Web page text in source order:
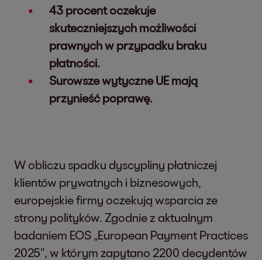
43 procent oczekuje
skuteczniejszych możliwości
prawnych w przypadku braku
płatności.
Surowsze wytyczne UE mają
przynieść poprawę.
W obliczu spadku dyscypliny płatniczej
klientów prywatnych i biznesowych,
europejskie firmy oczekują wsparcia ze
strony polityków. Zgodnie z aktualnym
badaniem EOS „European Payment Practices
2025”, w którym zapytano 2200 decydentów